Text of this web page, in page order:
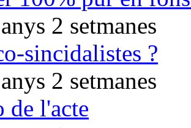
2 setmanes
sincidalistes ?
2 setmanes
de l'acte